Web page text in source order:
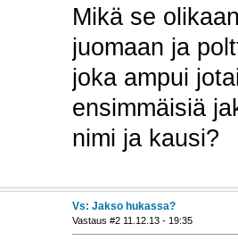
Mikä se
juomaan ja
joka ampui
ensimmäisiä
nimi ja kausi?
Vs: Jakso hukassa?
Vastaus #2 11.12.13 - 19:35